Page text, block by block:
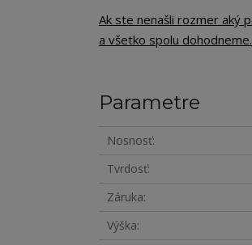
Ak ste nenašli rozmer aký
a všetko spolu dohodneme.
Parametre
Nosnosť
Tvrdosť
Záruka
Výška